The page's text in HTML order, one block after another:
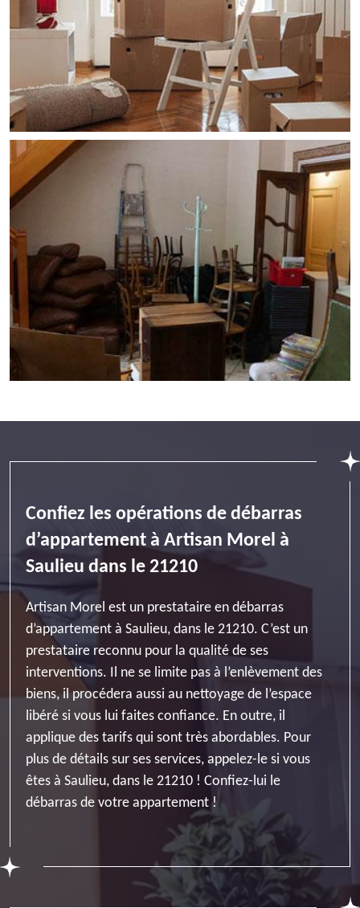
Confiez les opérations de débarras
d’appartement à Artisan Morel à
Saulieu dans le 21210
Artisan Morel est un prestataire en débarras
d’appartement à Saulieu, dans le 21210. C’est un
prestataire reconnu pour la qualité de ses
interventions. Il ne se limite pas à l’enlèvement des
biens, il procédera aussi au nettoyage de l’espace
libéré si vous lui faites confiance. En outre, il
applique des tarifs qui sont très abordables. Pour
plus de détails sur ses services, appelez-le si vous
êtes à Saulieu, dans le 21210 ! Confiez-lui le
débarras de votre appartement !